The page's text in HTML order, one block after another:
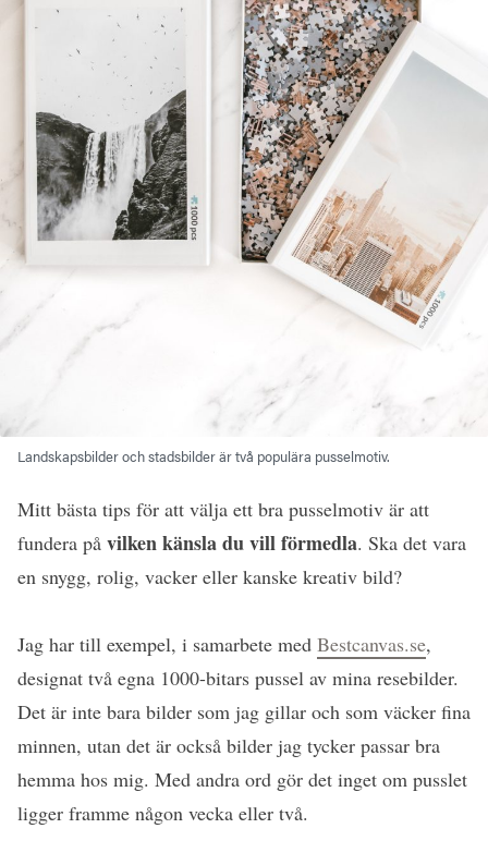
Landskapsbilder och stadsbilder är två populära pusselmotiv.
Mitt bästa tips för att välja ett bra pusselmotiv är att
fundera på vilken känsla du vill förmedla. Ska det vara
en snygg, rolig, vacker eller kanske kreativ bild?
Jag har till exempel, i samarbete med Bestcanvas.se,
designat två egna 1000-bitars pussel av mina resebilder.
Det är inte bara bilder som jag gillar och som väcker fina
minnen, utan det är också bilder jag tycker passar bra
hemma hos mig. Med andra ord gör det inget om pusslet
ligger framme någon vecka eller två.